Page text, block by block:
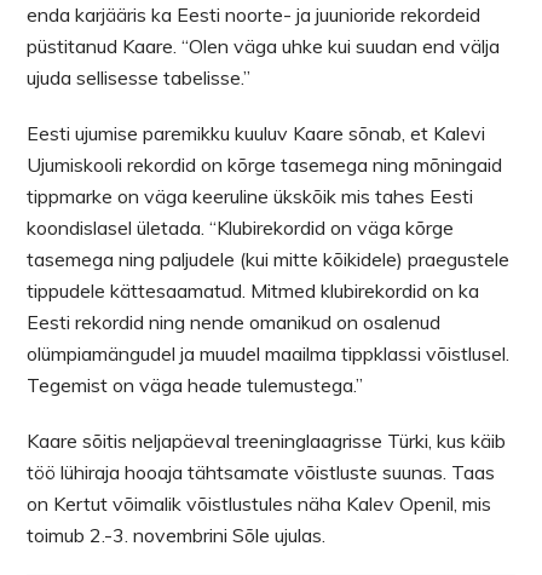
enda karjääris ka Eesti noorte- ja juunioride rekordeid
püstitanud Kaare. “Olen väga uhke kui suudan end välja
ujuda sellisesse tabelisse.”
Eesti ujumise paremikku kuuluv Kaare sõnab, et Kalevi
Ujumiskooli rekordid on kõrge tasemega ning mõningaid
tippmarke on väga keeruline ükskõik mis tahes Eesti
koondislasel ületada. “Klubirekordid on väga kõrge
tasemega ning paljudele (kui mitte kõikidele) praegustele
tippudele kättesaamatud. Mitmed klubirekordid on ka
Eesti rekordid ning nende omanikud on osalenud
olümpiamängudel ja muudel maailma tippklassi võistlusel.
Tegemist on väga heade tulemustega.”
Kaare sõitis neljapäeval treeninglaagrisse Türki, kus käib
töö lühiraja hooaja tähtsamate võistluste suunas. Taas
on Kertut võimalik võistlustules näha Kalev Openil, mis
toimub 2.-3. novembrini Sõle ujulas.